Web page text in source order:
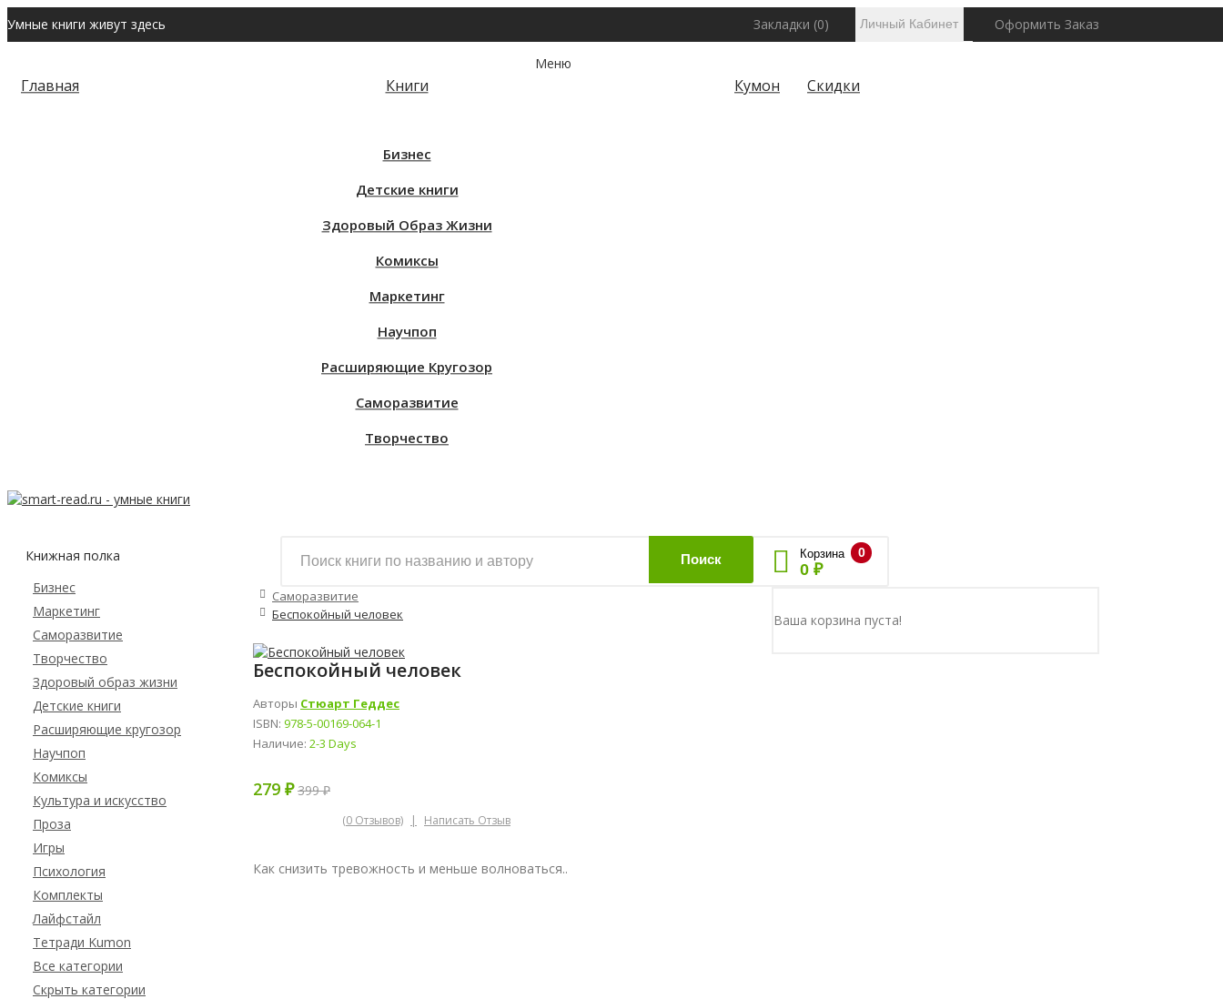
Умные книги живут здесь Закладки (0) Личный Кабинет Оформить Заказ
Меню
Главная Книги
Бизнес
Детские книги
Здоровый Образ Жизни
Комиксы
Маркетинг
Научпоп
Расширяющие Кругозор
Cаморазвитие
Творчество
Кумон Скидки
Книжная полка
Бизнес
Маркетинг
Cаморазвитие
Творчество
Здоровый образ жизни
Детские книги
Расширяющие кругозор
Научпоп
Комиксы
Культура и искусство
Проза
Игры
Психология
Комплекты
Лайфстайл
Тетради Kumon
Все категории
Скрыть категории
Поиск 0
Корзина
0 ₽
Ваша корзина пуста!
Саморазвитие
Беспокойный человек
Беспокойный человек
Авторы Стюарт Геддес
ISBN: 978-5-00169-064-1
Наличие: 2-3 Days
279 ₽ 399 ₽
(0 Отзывов) Написать Отзыв
Как снизить тревожность и меньше волноваться..